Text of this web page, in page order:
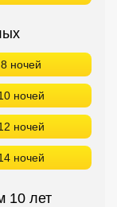
8 ночей
ночей
ночей
ночей
10 лет